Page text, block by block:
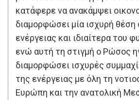
κατάφερε να ανακάμψει
διαμορφώσει μία ισχυρή θέση
ενέργειας και ιδιαίτερα του
ενώ αυτή τη στιγμή ο Ρώσος
διαμορφώσει ισχυρές
της ενέργειας με όλη τη
Ευρώπη και την ανατολική